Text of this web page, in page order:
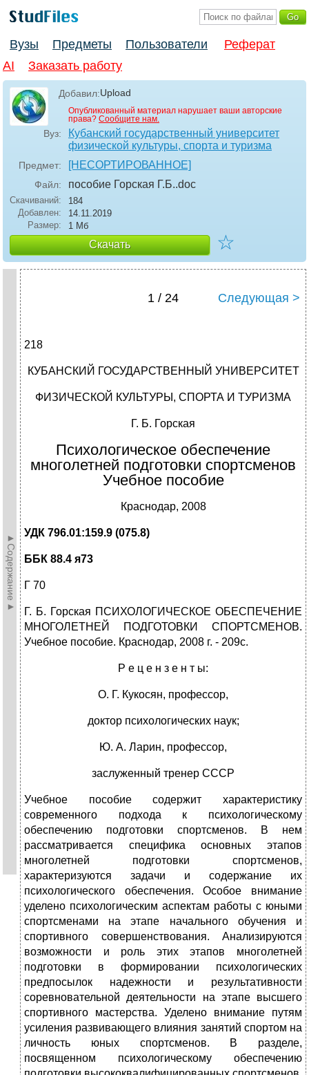
Вузы Предметы Пользователи
Реферат
AI
Заказать работу
Добавил:Upload
Опубликованный материал нарушает ваши авторские
права? Сообщите нам.
Вуз:
Кубанский государственный университет
физической культуры, спорта и туризма
Предмет: [НЕСОРТИРОВАННОЕ]
Файл: пособие Горская Г.Б..doc
Скачиваний:
184
Добавлен:
14.11.2019
Размер:
1 Мб
Скачать ☆
►Содержание►
1 / 24 Следующая >
218
КУБАНСКИЙ ГОСУДАРСТВЕННЫЙ УНИВЕРСИТЕТ
ФИЗИЧЕСКОЙ КУЛЬТУРЫ, СПОРТА И ТУРИЗМА
Г. Б. Горская
Психологическое обеспечение
многолетней подготовки спортсменов
Учебное пособие
Краснодар, 2008
УДК 796.01:159.9 (075.8)
ББК 88.4 я73
Г 70
Г. Б. Горская ПСИХОЛОГИЧЕСКОЕ ОБЕСПЕЧЕНИЕ
МНОГОЛЕТНЕЙ ПОДГОТОВКИ СПОРТСМЕНОВ.
Учебное пособие. Краснодар, 2008 г. - 209с.
Р е ц е н з е н т ы:
О. Г. Кукосян, профессор,
доктор психологических наук;
Ю. А. Ларин, профессор,
заслуженный тренер СССР
Учебное пособие содержит характеристику
современного подхода к психологическому
обеспечению подготовки спортсменов. В нем
рассматривается специфика основных этапов
многолетней подготовки спортсменов,
характеризуются задачи и содержание их
психологического обеспечения. Особое внимание
уделено психологическим аспектам работы с юными
спортсменами на этапе начального обучения и
спортивного совершенствования. Анализируются
возможности и роль этих этапов многолетней
подготовки в формировании психологических
предпосылок надежности и результативности
соревновательной деятельности на этапе высшего
спортивного мастерства. Уделено внимание путям
усиления развивающего влияния занятий спортом на
личность юных спортсменов. В разделе,
посвященном психологическому обеспечению